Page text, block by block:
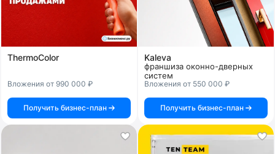
ThermoColor
Вложения от 990 000 ₽
Получить бизнес-план
Kaleva
франшиза оконно-дверных
систем
Вложения от 550 000 ₽
Получить бизнес-план